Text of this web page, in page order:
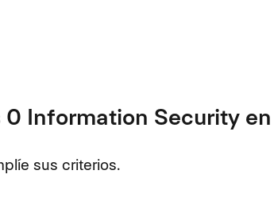
Information Security
sus criterios.